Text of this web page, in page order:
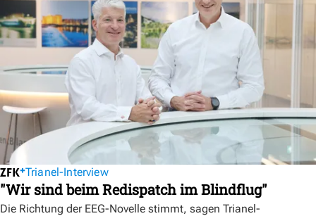
Trianel-Interview
"Wir sind beim Redispatch im Blindflug"
Die Richtung der EEG-Novelle stimmt, sagen Trianel-